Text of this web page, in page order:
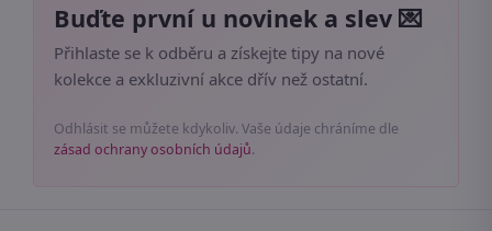
Buďte první u novinek a slev 💌
Přihlaste se k odběru a získejte tipy na nové
kolekce a exkluzivní akce dřív než ostatní.
Odhlásit se můžete kdykoliv. Vaše údaje chráníme dle
zásad ochrany osobních údajů.